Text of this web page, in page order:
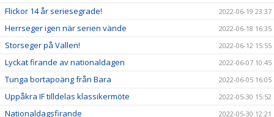
Flickor 14 år seriesegrade! 2022-06-19 23:37
Herrseger igen när serien vände 2022-06-18 16:35
Storseger på Vallen! 2022-06-12 15:55
Lyckat firande av nationaldagen 2022-06-07 10:45
Tunga bortapoäng från Bara 2022-06-05 16:05
Uppåkra IF tilldelas klassikermöte 2022-05-30 15:52
Nationaldagsfirande 2022-05-30 12:21